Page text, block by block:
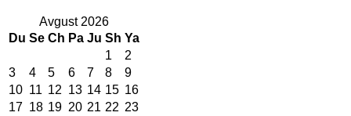
Avgust 2026
Du Se Ch Pa Ju Sh Ya
1
2
3
4 5 6 7 8
9
10 11 12 13 14 15 16
17 18 19 20 21 22 23